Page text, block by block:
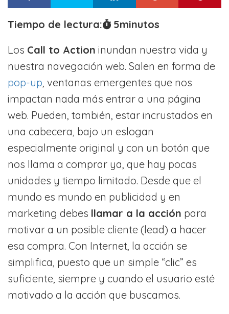
Tiempo de lectura: 5minutos
Los Call to Action inundan nuestra vida y
nuestra navegación web. Salen en forma de
pop-up , ventanas emergentes que nos
impactan nada más entrar a una página
web. Pueden, también, estar incrustados en
una cabecera, bajo un eslogan
especialmente original y con un botón que
nos llama a comprar ya, que hay pocas
unidades y tiempo limitado. Desde que el
mundo es mundo en publicidad y en
marketing debes llamar a la acción para
motivar a un posible cliente (lead) a hacer
esa compra. Con Internet, la acción se
simplifica, puesto que un simple “clic” es
suficiente, siempre y cuando el usuario esté
motivado a la acción que buscamos.